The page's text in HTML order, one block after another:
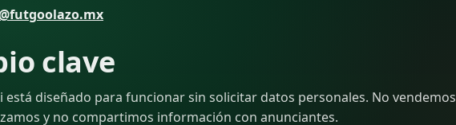
clave
está diseñado para funcionar sin solicitar datos personales. No vendemos
y no compartimos información con anunciantes.